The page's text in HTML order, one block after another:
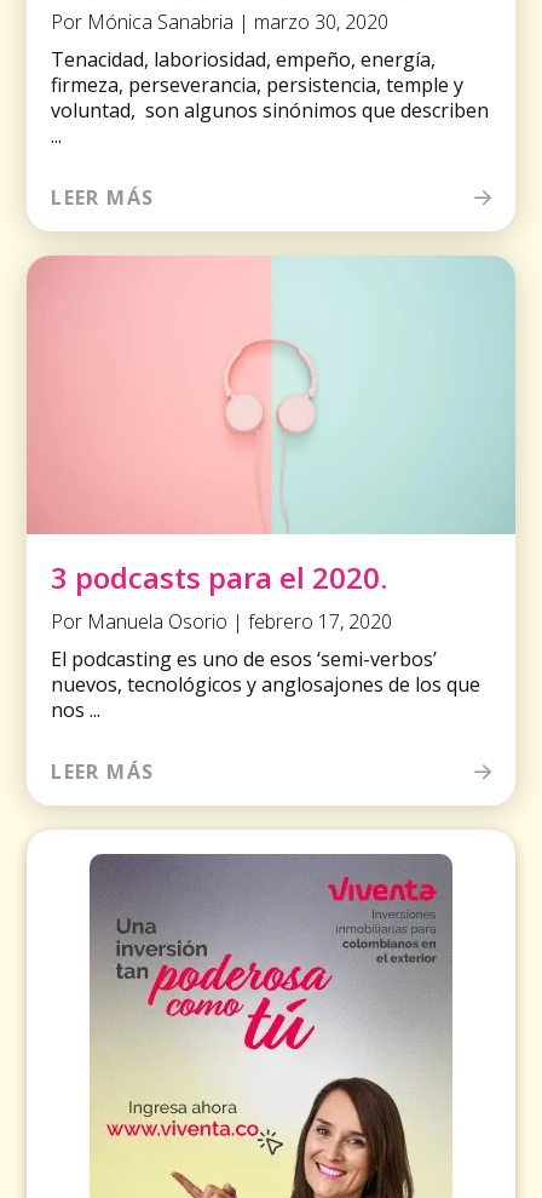
Por Mónica Sanabria | marzo 30, 2020
Tenacidad, laboriosidad, empeño, energía,
firmeza, perseverancia, persistencia, temple y
voluntad, son algunos sinónimos que describen
...
LEER MÁS
3 podcasts para el 2020.
Por Manuela Osorio | febrero 17, 2020
El podcasting es uno de esos ‘semi-verbos’
nuevos, tecnológicos y anglosajones de los que
nos ...
LEER MÁS